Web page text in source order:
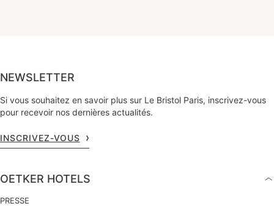
NEWSLETTER
Si vous souhaitez en savoir plus sur Le Bristol Paris, inscrivez-vous
pour recevoir nos dernières actualités.
INSCRIVEZ-VOUS
OETKER HOTELS
PRESSE